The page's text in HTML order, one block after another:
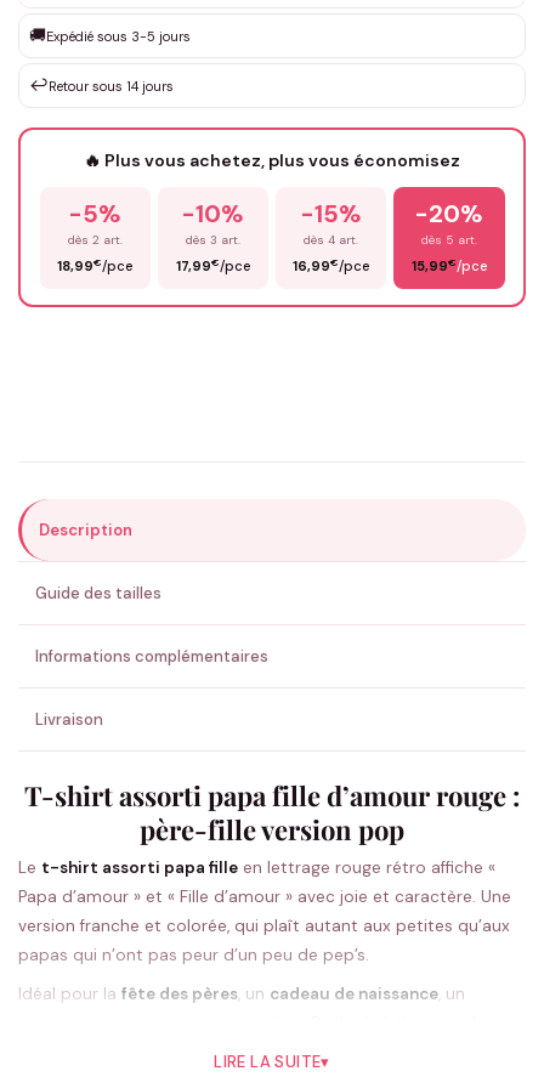
Que souhaitez-vous ?*
Votre texte / idée*
Prénom*
ENVOYER MA DEMANDE ✨
💚 Retour sous 24-48h🇫🇷 Flocage en France✅ Validation avant fabrication
🚚Expédié sous 3-5 jours
↩️Retour sous 14 jours
🔥 Plus vous achetez, plus vous économisez
-5%
dès 2 art.
18,99€/pce
-10%
dès 3 art.
17,99€/pce
-15%
dès 4 art.
16,99€/pce
-20%
dès 5 art.
15,99€/pce
Description
Guide des tailles
Informations complémentaires
Livraison
T-shirt assorti papa fille d’amour rouge :
père-fille version pop
Le t-shirt assorti papa fille en lettrage rouge rétro affiche «
Papa d’amour » et « Fille d’amour » avec joie et caractère. Une
version franche et colorée, qui plaît autant aux petites qu’aux
papas qui n’ont pas peur d’un peu de pep’s.
Idéal pour la fête des pères, un cadeau de naissance, un
adulte 4XL, chacun trouve sa taille, de la mini à la grande, et le
LIRE LA SUITE▾